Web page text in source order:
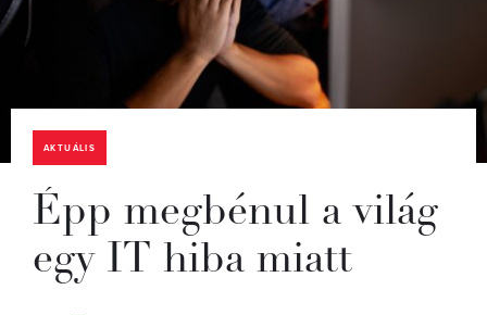
AKTUÁLIS
Épp megbénul a világ
egy IT hiba miatt